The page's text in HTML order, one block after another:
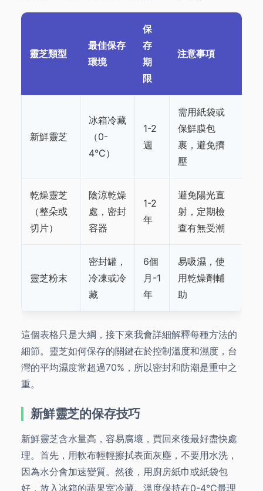
靈芝類型
最佳保存
環境
保
存
期
限
注意事項
新鮮靈芝
冰箱冷藏
（0-
4°C）
1-2
週
需用紙袋或
保鮮膜包
裹，避免擠
壓
乾燥靈芝
（整朵或
切片）
陰涼乾燥
處，密封
容器
1-2
年
避免陽光直
射，定期檢
查有無受潮
靈芝粉末
密封罐，
冷凍或冷
藏
6個
月-1
年
易吸濕，使
用乾燥劑輔
助
這個表格只是大綱，接下來我會詳細解釋每種方法的
細節。靈芝如何保存的關鍵在於控制溫度和濕度，台
灣的平均濕度常超過70%，所以密封和防潮是重中之
重。
新鮮靈芝的保存技巧
新鮮靈芝含水量高，容易腐壞，買回來後最好盡快處
理。首先，用軟布輕輕擦拭表面灰塵，不要用水洗，
因為水分會加速變質。然後，用廚房紙巾或紙袋包
好，放入冰箱的蔬果室冷藏。溫度保持在0-4°C最理